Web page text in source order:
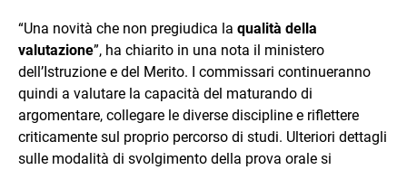
“Una novità che non pregiudica la qualità della
valutazione”, ha chiarito in una nota il ministero
dell’Istruzione e del Merito. I commissari continueranno
quindi a valutare la capacità del maturando di
argomentare, collegare le diverse discipline e riflettere
criticamente sul proprio percorso di studi. Ulteriori dettagli
sulle modalità di svolgimento della prova orale si